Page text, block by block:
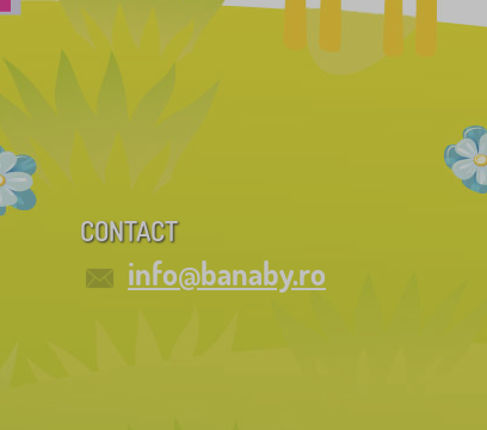
CONTACT
info@banaby.ro